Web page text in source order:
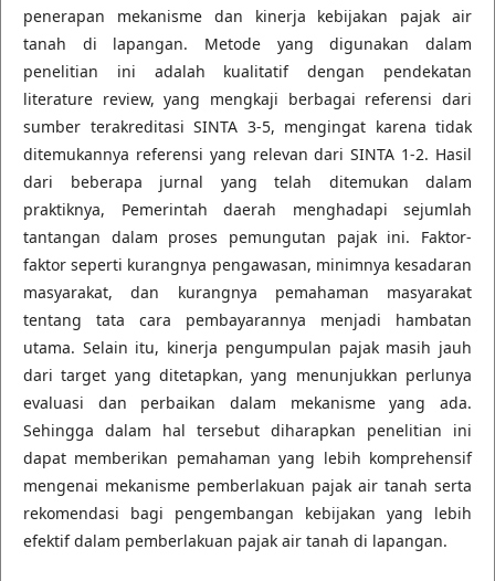
penerapan mekanisme dan kinerja kebijakan pajak air
tanah di lapangan. Metode yang digunakan dalam
penelitian ini adalah kualitatif dengan pendekatan
literature review, yang mengkaji berbagai referensi dari
sumber terakreditasi SINTA 3-5, mengingat karena tidak
ditemukannya referensi yang relevan dari SINTA 1-2. Hasil
dari beberapa jurnal yang telah ditemukan dalam
praktiknya, Pemerintah daerah menghadapi sejumlah
tantangan dalam proses pemungutan pajak ini. Faktor-
faktor seperti kurangnya pengawasan, minimnya kesadaran
masyarakat, dan kurangnya pemahaman masyarakat
tentang tata cara pembayarannya menjadi hambatan
utama. Selain itu, kinerja pengumpulan pajak masih jauh
dari target yang ditetapkan, yang menunjukkan perlunya
evaluasi dan perbaikan dalam mekanisme yang ada.
Sehingga dalam hal tersebut diharapkan penelitian ini
dapat memberikan pemahaman yang lebih komprehensif
mengenai mekanisme pemberlakuan pajak air tanah serta
rekomendasi bagi pengembangan kebijakan yang lebih
efektif dalam pemberlakuan pajak air tanah di lapangan.